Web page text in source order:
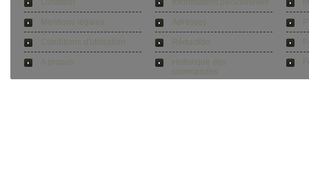
Livraison
Mentions légales
Conditions d'utilisation
A propos
Informations personnelles
Adresses
Réduction
Historique des
commandes